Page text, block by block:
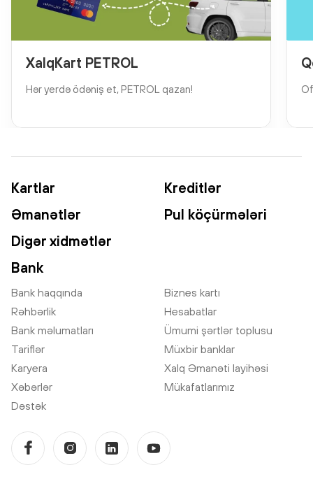
XalqKart PETROL
Hər yerdə ödəniş et, PETROL qazan!
Kartlar
Kreditlər
Əmanətlər
Pul köçürmələri
Digər xidmətlər
Bank
Bank haqqında
Biznes kartı
Rəhbərlik
Hesabatlar
Bank məlumatları
Ümumi şərtlər toplusu
Tariflər
Müxbir banklar
Karyera
Xalq Əmanəti layihəsi
Xəbərlər
Mükafatlarımız
Dəstək